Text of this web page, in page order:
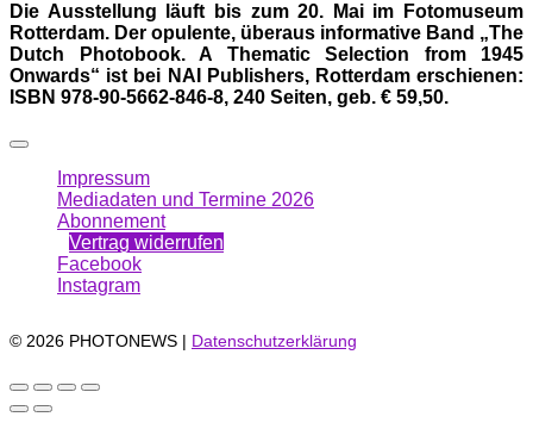
Die Ausstellung läuft bis zum 20. Mai im Fotomuseum
Rotterdam. Der opulente, überaus informative Band „The
Dutch Photobook. A Thematic Selection from 1945
Onwards“ ist bei NAI Publishers, Rotterdam erschienen:
ISBN 978-90-5662-846-8, 240 Seiten, geb. € 59,50.
Impressum
Mediadaten und Termine 2026
Abonnement
Vertrag widerrufen
Facebook
Instagram
© 2026 PHOTONEWS | Datenschutzerklärung